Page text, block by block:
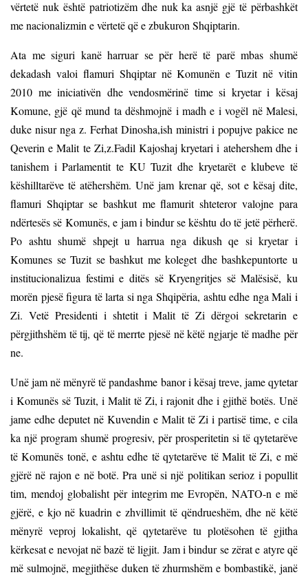
vërtetë nuk është patriotizëm dhe nuk ka asnjë gjë të përbashkët
me nacionalizmin e vërtetë që e zbukuron Shqiptarin.
Ata me siguri kanë harruar se për herë të parë mbas shumë
dekadash valoi flamuri Shqiptar në Komunën e Tuzit në vitin
2010 me iniciativën dhe vendosmërinë time si kryetar i kësaj
Komune, gjë që mund ta dëshmojnë i madh e i vogël në Malesi,
duke nisur nga z. Ferhat Dinosha,ish ministri i popujve pakice ne
Qeverin e Malit te Zi,z.Fadil Kajoshaj kryetari i atehershem dhe i
tanishem i Parlamentit te KU Tuzit dhe kryetarët e klubeve të
këshilltarëve të atëhershëm. Unë jam krenar që, sot e kësaj dite,
flamuri Shqiptar se bashkut me flamurit shteteror valojne para
ndërtesës së Komunës, e jam i bindur se kështu do të jetë përherë.
Po ashtu shumë shpejt u harrua nga dikush qe si kryetar i
Komunes se Tuzit se bashkut me koleget dhe bashkepuntorte u
institucionalizua festimi e ditës së Kryengritjes së Malësisë, ku
morën pjesë figura të larta si nga Shqipëria, ashtu edhe nga Mali i
Zi. Vetë Presidenti i shtetit i Malit të Zi dërgoi sekretarin e
përgjithshëm të tij, që të merrte pjesë në këtë ngjarje të madhe për
ne.
Unë jam në mënyrë të pandashme banor i kësaj treve, jame qytetar
i Komunës së Tuzit, i Malit të Zi, i rajonit dhe i gjithë botës. Unë
jame edhe deputet në Kuvendin e Malit të Zi i partisë time, e cila
ka një program shumë progresiv, për prosperitetin si të qytetarëve
të Komunës tonë, e ashtu edhe të qytetarëve të Malit të Zi, e më
gjërë në rajon e në botë. Pra unë si një politikan serioz i popullit
tim, mendoj globalisht për integrim me Evropën, NATO-n e më
gjërë, e kjo në kuadrin e zhvillimit të qëndrueshëm, dhe në këtë
mënyrë veproj lokalisht, që qytetarëve tu plotësohen të gjitha
kërkesat e nevojat në bazë të ligjit. Jam i bindur se zërat e atyre që
më sulmojnë, megjithëse duken të zhurmshëm e bombastikë, janë